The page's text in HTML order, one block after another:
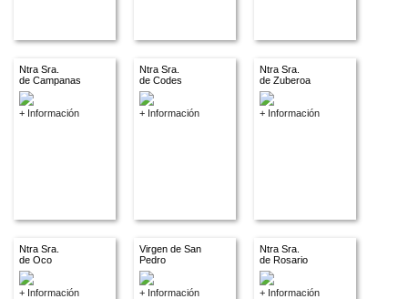
Ntra Sra.
de Campanas
+ Información
Ntra Sra.
de Codes
+ Información
Ntra Sra.
de Zuberoa
+ Información
Ntra Sra.
de Oco
+ Información
Virgen de San
Pedro
+ Información
Ntra Sra.
de Rosario
+ Información